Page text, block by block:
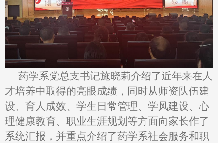
药学系党总支书记施晓莉介绍了近年来在人
才培养中取得的亮眼成绩，同时从师资队伍建
设、育人成效、学生日常管理、学风建设、心
理健康教育、职业生涯规划等方面向家长作了
系统汇报，并重点介绍了药学系社会服务和职